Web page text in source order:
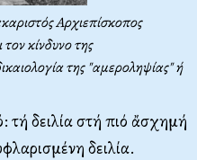
Αρχιεπίσκοπος
κίνδυνο της
της "αμεροληψίας" ή
τή δειλία στή πιό ἄσχημή
δειλία.